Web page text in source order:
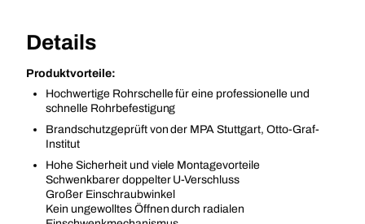
Details
Produktvorteile:
Hochwertige Rohrschelle für eine professionelle und
schnelle Rohrbefestigung
Brandschutzgeprüft von der MPA Stuttgart, Otto-Graf-
Institut
Hohe Sicherheit und viele Montagevorteile
Schwenkbarer doppelter U-Verschluss
Großer Einschraubwinkel
Kein ungewolltes Öffnen durch radialen